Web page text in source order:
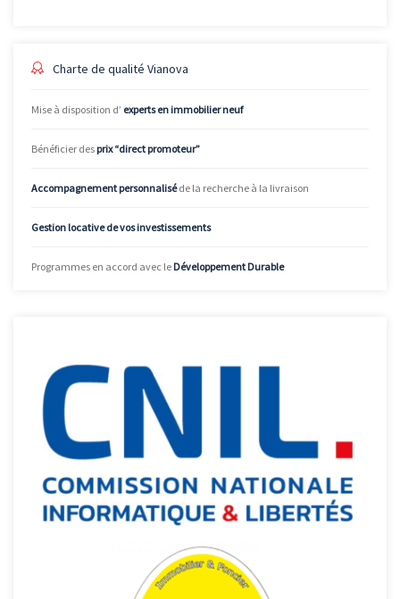
Charte de qualité Vianova
Mise à disposition d’ experts en immobilier neuf
Bénéficier des prix “direct promoteur”
Accompagnement personnaliséde la recherche à la livraison
Gestion locative de vos investissements
Programmes en accord avec le Développement Durable